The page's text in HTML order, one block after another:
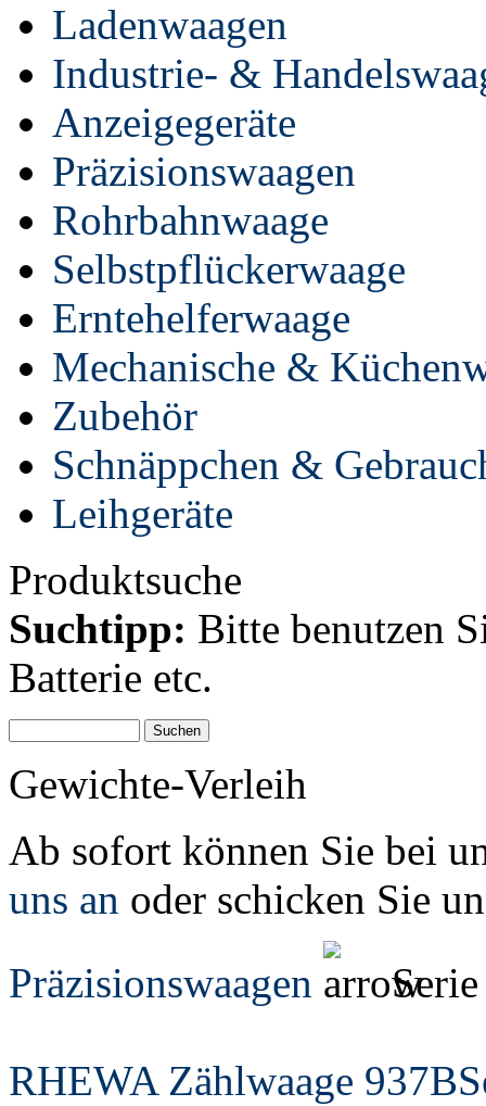
Ladenwaagen
Industrie- &
Anzeigegeräte
Präzisionswaagen
Rohrbahnwaage
Selbstpflückerwaage
Erntehelferwaage
Mechanische &
Zubehör
Schnäppchen &
Leihgeräte
Produktsuche
Suchtipp: Bitte benutzen
Batterie etc.
Gewichte-Verleih
Ab sofort können Sie bei
uns an oder schicken Sie
Präzisionswaagen
RHEWA Zählwaage 937B